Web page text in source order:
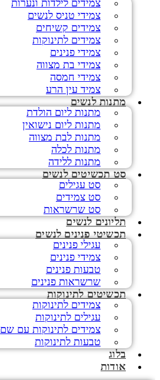
צמידים לילדות ונערות
צמידי טניס לנשים
צמידים קשיחים
צמידים לתינוקות
צמידי פנינים
צמידי בת מצווה
צמידי חמסה
צמיד עין הרע
מתנות לנשים
מתנות ליום הולדת
מתנות ליום נישואין
מתנות לבת מצווה
מתנות לכלה
מתנות ללידה
סט תכשיטים לנשים
סט עגילים
סט צמידים
סט שרשראות
תליונים לנשים
תכשיטי פנינים לנשים
עגילי פנינים
צמידי פנינים
טבעות פנינים
שרשראות פנינים
תכשיטים לתינוקות
צמידים לתינוקות
עגילים לתינוקות
צמידים לתינוקות עם שם
טבעות לתינוקות
בלוג
אודות